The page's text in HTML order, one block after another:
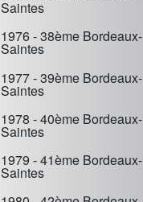
Saintes
1976 - 38ème Bordeaux-
Saintes
1977 - 39ème Bordeaux-
Saintes
1978 - 40ème Bordeaux-
Saintes
1979 - 41ème Bordeaux-
Saintes